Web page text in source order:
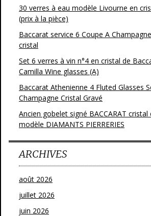
30 verres à eau modèle Livourne en
(prix à la pièce)
Baccarat service 6 Coupe A
cristal
Set 6 verres à vin n°4 en cristal de
Camilla Wine glasses (A)
Baccarat Athenienne 4 Fluted Glasses
Champagne Cristal Gravé
Ancien gobelet signé BACCARAT cristal
modèle DIAMANTS PIERRERIES
ARCHIVES
août 2026
juillet 2026
juin 2026